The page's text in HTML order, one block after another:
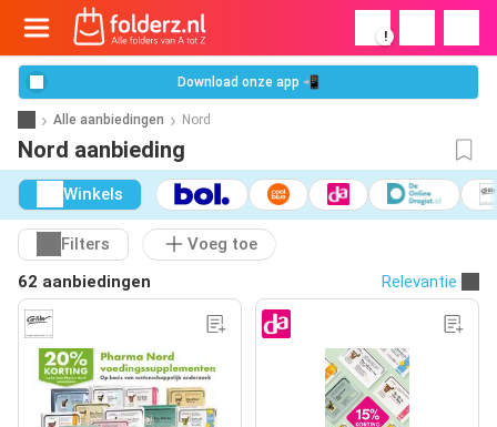
!
Download onze app 📲
Alle aanbiedingen Nord
Nord aanbieding
Winkels
Filters
Voeg toe
62 aanbiedingen
Relevantie